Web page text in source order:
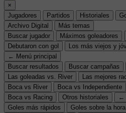
×
Jugadores
Partidos Historiales
Archivo Digital
Más temas
Buscar jugador
Máximos goleadores
Debutaron con gol
Los más viejos y
← Menú principal
Buscar resultados
Buscar campañas
Las goleadas vs. River
Las mejores
Boca vs River
Boca vs Independiente
Boca vs Racing
Otros historiales
←
Goles más rápidos
Goles sobre la hora